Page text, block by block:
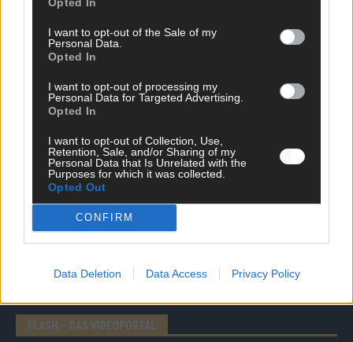
I want to opt-out of the Sale of my
Personal Data.
Opted In
I want to opt-out of processing my
Personal Data for Targeted Advertising.
Opted In
I want to opt-out of Collection, Use,
Retention, Sale, and/or Sharing of my
Personal Data that Is Unrelated with the
Purposes for which it was collected.
Opted Out
CONFIRM
Data Deletion Data Access Privacy Policy
Politik & Co
Money Matters
Tipps & Tricks
Brainpower
Specials
Streams & Storys
FLASH – DAS VIDEOPORTAL